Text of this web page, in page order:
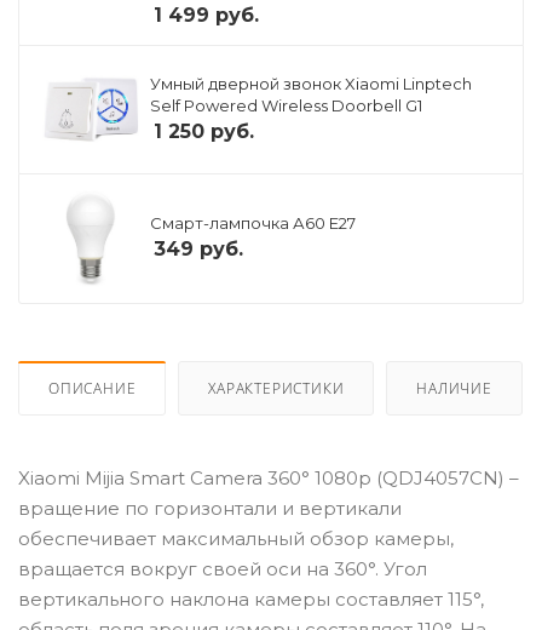
1 499 руб.
Умный дверной звонок Xiaomi Linptech
Self Powered Wireless Doorbell G1
1 250 руб.
Смарт-лампочка А60 E27
349 руб.
ОПИСАНИЕ ХАРАКТЕРИСТИКИ НАЛИЧИЕ
Xiaomi Mijia Smart Camera 360° 1080р (QDJ4057CN) –
вращение по горизонтали и вертикали
обеспечивает максимальный обзор камеры,
вращается вокруг своей оси на 360°. Угол
вертикального наклона камеры составляет 115°,